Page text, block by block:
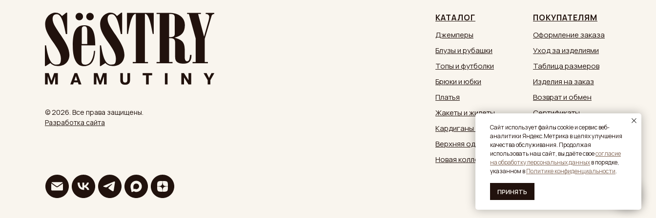
Caйт иcпoльзуeт фaйлы cookie и cepвиc вeб-
aнaлитики Яндeкc.Мeтpикa в целях улучшения
качества обслуживания. Продолжая
использовать наш сайт, вы дaётe своесогласие
нa oбpaбoтку пepcoнaльныx дaнныxв пopядкe,
укaзaннoм вПолитике конфиденциальности.
ПРИНЯТЬ
© 2026. Все права защищены.
Разработка сайта
КАТАЛОГ
Джемперы
Блузы и рубашки
Топы и футболки
Брюки и юбки
Платья
Жакеты и жилеты
Кардиганы и кимоно
Верхняя одежда
Новая коллекция
ПОКУПАТЕЛЯМ
Оформление заказа
Уход за изделиями
Таблица размеров
Изделия на заказ
Возврат и обмен
Сертификаты
Документы
Обратная связь:
zakaz@sestrymamutiny.ru